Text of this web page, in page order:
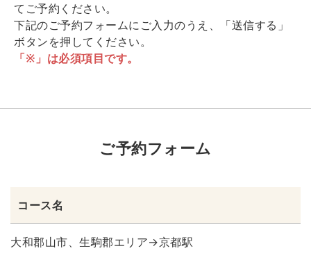
てご予約ください。
下記のご予約フォームにご入力のうえ、「送信する」
ボタンを押してください。
「※」は必須項目です。
ご予約フォーム
コース名
大和郡山市、生駒郡エリア→京都駅